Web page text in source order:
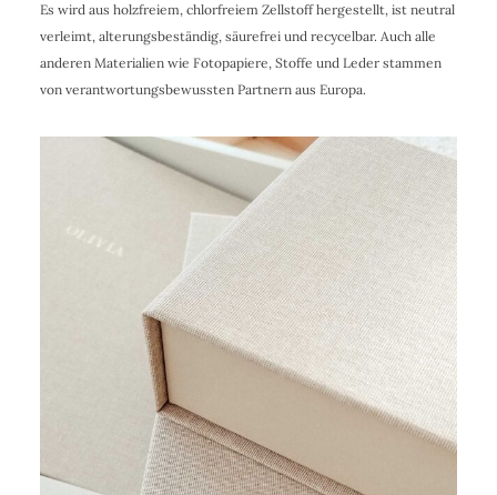
Es wird aus holzfreiem, chlorfreiem Zellstoff hergestellt, ist neutral
verleimt, alterungsbeständig, säurefrei und recycelbar. Auch alle
anderen Materialien wie Fotopapiere, Stoffe und Leder stammen
von verantwortungsbewussten Partnern aus Europa.